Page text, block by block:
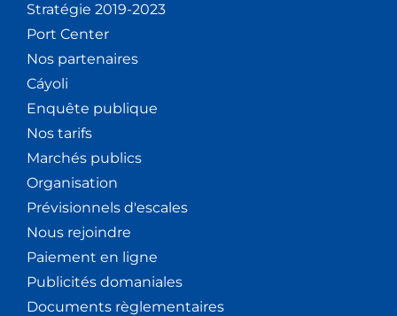
Stratégie 2019-2023
Port Center
Nos partenaires
Cáyoli
Enquête publique
Nos tarifs
Marchés publics
Organisation
Prévisionnels d'escales
Nous rejoindre
Paiement en ligne
Publicités domaniales
Documents règlementaires